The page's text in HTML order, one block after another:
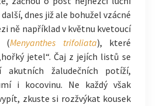
dnes již ale bohužel vzácné
ně například v květnu kvetoucí
(Menyanthes trifoliata), které
jetel“. Čaj z jejích listů se
akutních žaludečních potíží,
i kocovinu. Ne každý však
zkuste si rozžvýkat kousek